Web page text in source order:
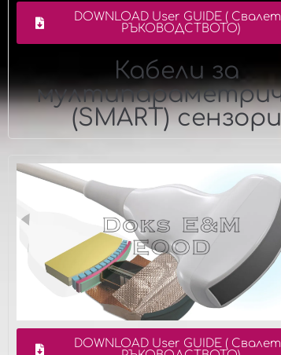
DOWNLOAD User GUIDE (
РЪКОВОДСТВОТО)
Кабели за
(SMART) сензори
DOWNLOAD User GUIDE (